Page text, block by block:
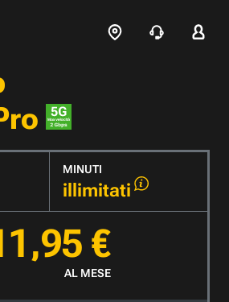
MINUTI
illimitati
€
AL MESE